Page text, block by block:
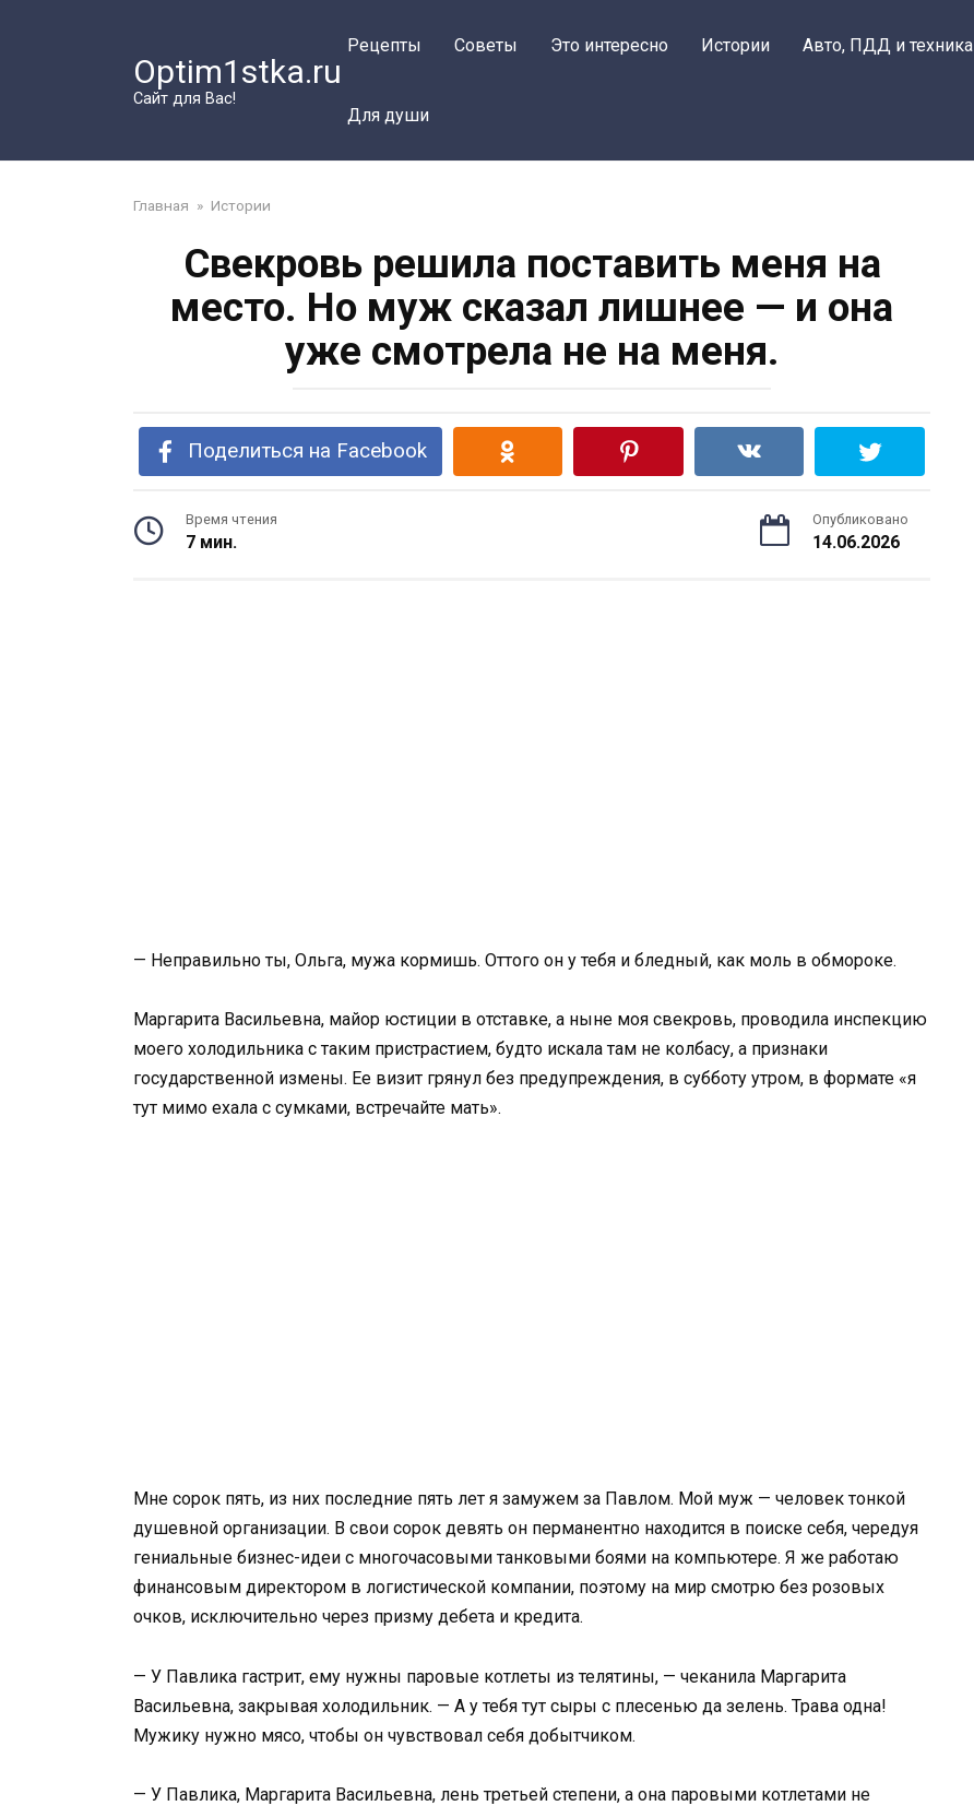
Optim1stka.ru
Сайт для Вас!
Рецепты Советы Это интересно Истории Авто, ПДД и техника
Для души
Главная » Истории
Свекровь решила поставить меня на
место. Но муж сказал лишнее — и она
уже смотрела не на меня.
Поделиться на Facebook
Время чтения
7 мин.
Опубликовано
14.06.2026
— Неправильно ты, Ольга, мужа кормишь. Оттого он у тебя и бледный, как моль в обмороке.
Маргарита Васильевна, майор юстиции в отставке, а ныне моя свекровь, проводила инспекцию
моего холодильника с таким пристрастием, будто искала там не колбасу, а признаки
государственной измены. Ее визит грянул без предупреждения, в субботу утром, в формате «я
тут мимо ехала с сумками, встречайте мать».
Мне сорок пять, из них последние пять лет я замужем за Павлом. Мой муж — человек тонкой
душевной организации. В свои сорок девять он перманентно находится в поиске себя, чередуя
гениальные бизнес-идеи с многочасовыми танковыми боями на компьютере. Я же работаю
финансовым директором в логистической компании, поэтому на мир смотрю без розовых
очков, исключительно через призму дебета и кредита.
— У Павлика гастрит, ему нужны паровые котлеты из телятины, — чеканила Маргарита
Васильевна, закрывая холодильник. — А у тебя тут сыры с плесенью да зелень. Трава одна!
Мужику нужно мясо, чтобы он чувствовал себя добытчиком.
— У Павлика, Маргарита Васильевна, лень третьей степени, а она паровыми котлетами не